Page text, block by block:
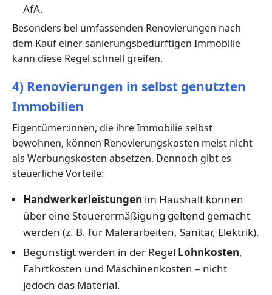
AfA.
Besonders bei umfassenden Renovierungen nach
dem Kauf einer sanierungsbedürftigen Immobilie
kann diese Regel schnell greifen.
4) Renovierungen in selbst genutzten
Immobilien
Eigentümer:innen, die ihre Immobilie selbst
bewohnen, können Renovierungskosten meist nicht
als Werbungskosten absetzen. Dennoch gibt es
steuerliche Vorteile:
Handwerkerleistungen im Haushalt können
über eine Steuerermäßigung geltend gemacht
werden (z. B. für Malerarbeiten, Sanitär, Elektrik).
Begünstigt werden in der Regel Lohnkosten,
Fahrtkosten und Maschinenkosten – nicht
jedoch das Material.